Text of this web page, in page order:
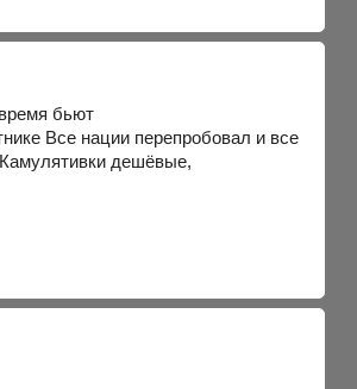
бьют
Все нации перепробовал и все
дешёвые,